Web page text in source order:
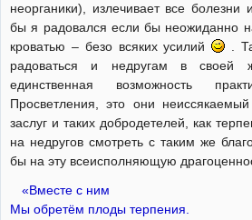
неорганики), излечивает все болезни
бы я радовался если бы неожиданно
кроватью – безо всяких усилий
.
радоваться и недругам в
единственная возможность
Просветления, это они неиссякаемый
заслуг и таких добродетелей, как
на недругов смотреть с таким же
бы на эту всеисполняющую
«Вместе с ним
Мы обретём плоды терпения.